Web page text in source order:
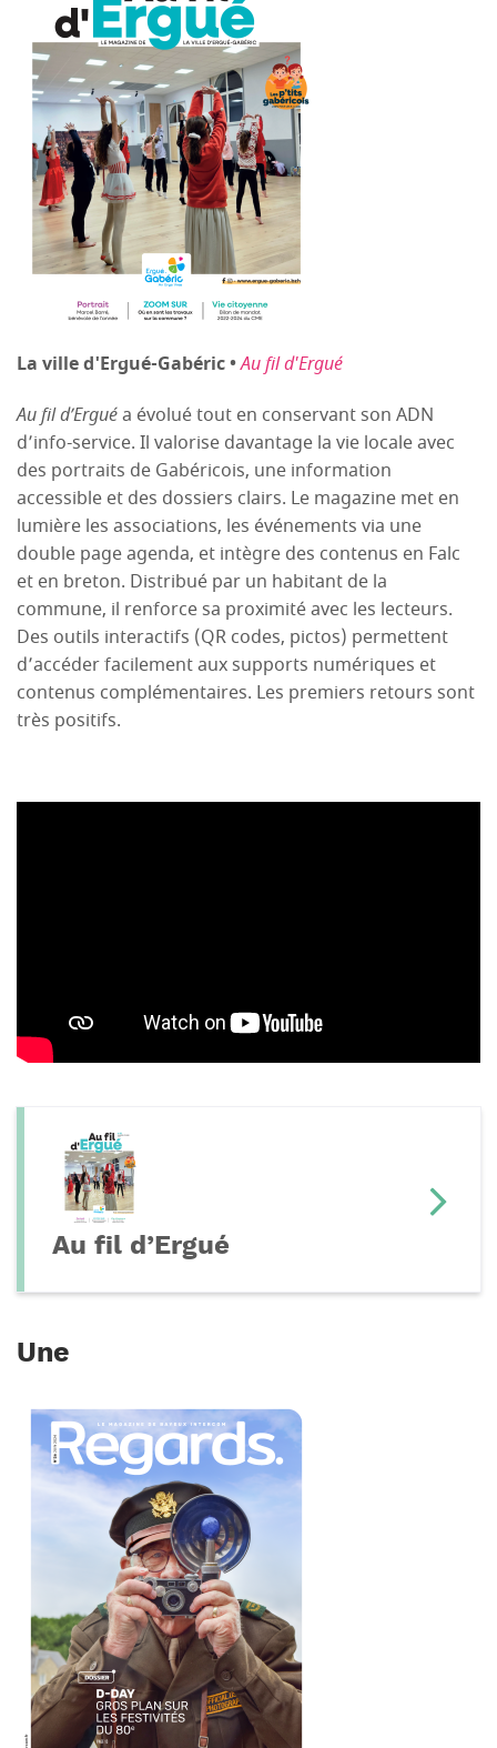
La ville d'Ergué-Gabéric •Au fil d'Ergué
Au fil d’Erguéa évolué tout en conservant son ADN
d’info-service. Il valorise davantage la vie locale avec
des portraits de Gabéricois, une information
accessible et des dossiers clairs. Le magazine met en
lumière les associations, les événements via une
double page agenda, et intègre des contenus en Falc
et en breton. Distribué par un habitant de la
commune, il renforce sa proximité avec les lecteurs.
Des outils interactifs (QR codes, pictos) permettent
d’accéder facilement aux supports numériques et
contenus complémentaires. Les premiers retours sont
très positifs.
Au fil d’Ergué
Une